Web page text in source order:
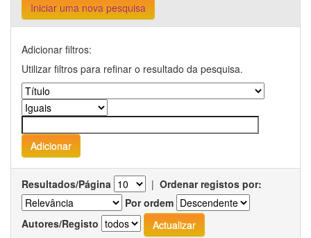
Iniciar uma nova pesquisa
Adicionar filtros:
Utilizar filtros para refinar o resultado da pesquisa.
Resultados/Página | Ordenar registos por:
Por ordem
Autores/Registo